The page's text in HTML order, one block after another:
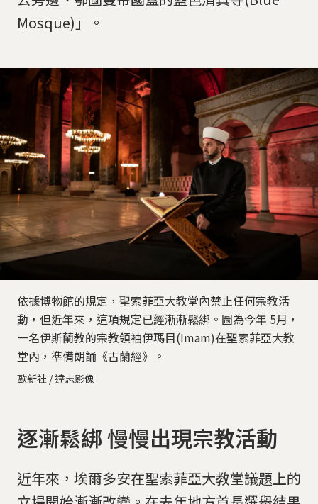
Mosque)」。
依據博物館的規定，聖索菲亞大教堂內禁止任何宗教活
動，但近年來，這項規定已經漸漸鬆綁。圖為今年 5月，
一名伊斯蘭教的宗教領袖伊瑪目(Imam)在聖索菲亞大教
堂內，準備朗誦《古蘭經》。
歐新社 / 達志影像
逐漸鬆綁 慢慢出現宗教活動
近年來，埃爾多安在聖索菲亞大教堂議題上的